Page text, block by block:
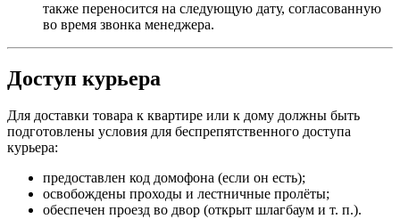
также переносится на следующую дату, согласованную
во время звонка менеджера.
Доступ курьера
Для доставки товара к квартире или к дому должны быть
подготовлены условия для беспрепятственного доступа
курьера:
предоставлен код домофона (если он есть);
освобождены проходы и лестничные пролёты;
обеспечен проезд во двор (открыт шлагбаум и т. п.).